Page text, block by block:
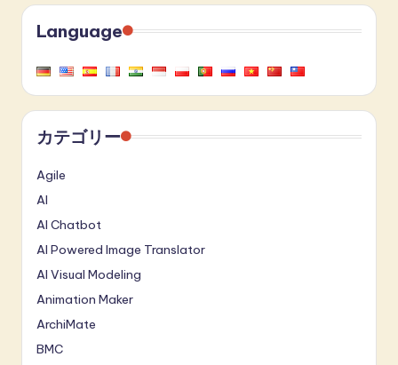
Language
カテゴリー
Agile
AI
AI Chatbot
AI Powered Image Translator
AI Visual Modeling
Animation Maker
ArchiMate
BMC